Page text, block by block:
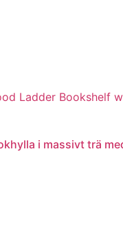
i massivt trä